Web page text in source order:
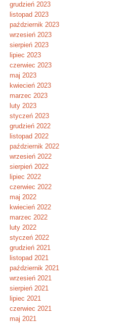
grudzień 2023
listopad 2023
październik 2023
wrzesień 2023
sierpień 2023
lipiec 2023
czerwiec 2023
maj 2023
kwiecień 2023
marzec 2023
luty 2023
styczeń 2023
grudzień 2022
listopad 2022
październik 2022
wrzesień 2022
sierpień 2022
lipiec 2022
czerwiec 2022
maj 2022
kwiecień 2022
marzec 2022
luty 2022
styczeń 2022
grudzień 2021
listopad 2021
październik 2021
wrzesień 2021
sierpień 2021
lipiec 2021
czerwiec 2021
maj 2021